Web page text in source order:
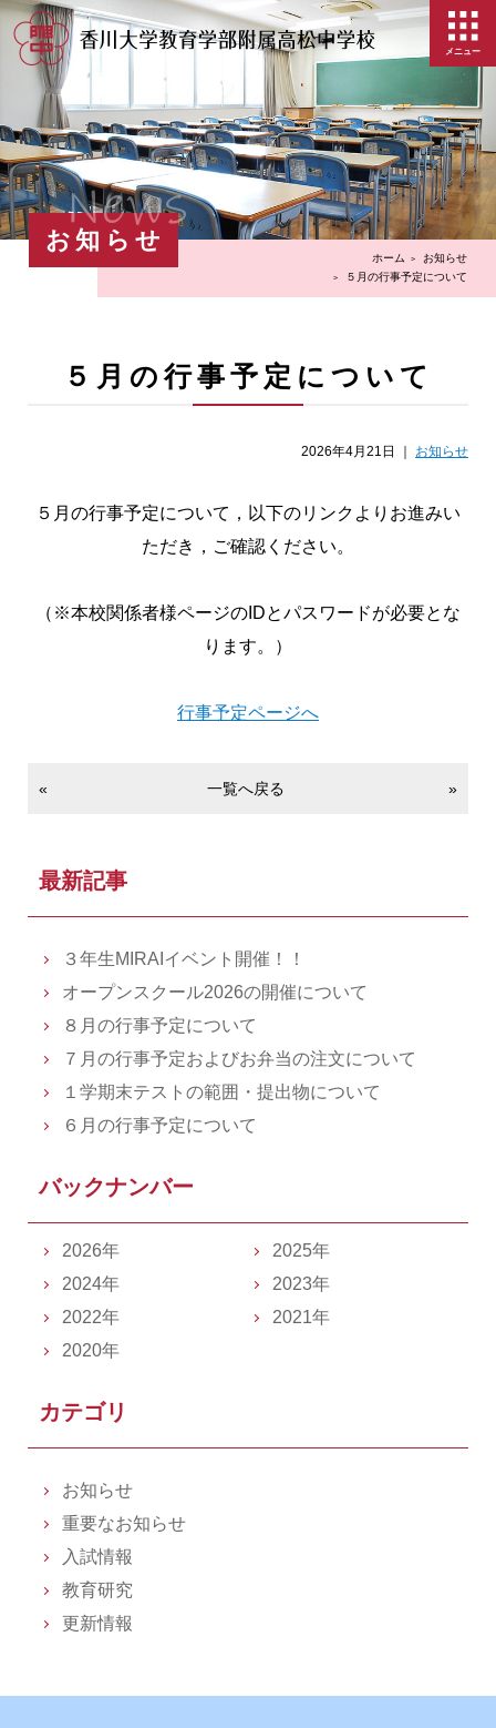
メニュー
お知らせ
News
ホーム
お知らせ
５月の行事予定について
５月の行事予定について
2026年4月21日 ｜ お知らせ
５月の行事予定について，以下のリンクよりお進みい
ただき，ご確認ください。
（※本校関係者様ページのIDとパスワードが必要とな
ります。）
行事予定ページへ
« 一覧へ戻る »
最新記事
３年生MIRAIイベント開催！！
オープンスクール2026の開催について
８月の行事予定について
７月の行事予定およびお弁当の注文について
１学期末テストの範囲・提出物について
６月の行事予定について
バックナンバー
2026年
2025年
2024年
2023年
2022年
2021年
2020年
カテゴリ
お知らせ
重要なお知らせ
入試情報
教育研究
更新情報